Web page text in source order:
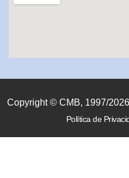
Copyright © CMB, 1997/
Política de